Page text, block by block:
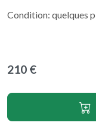
Condition: quelques
210 €